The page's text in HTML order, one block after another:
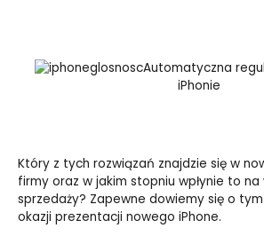
Automatyczna
iPhonie
Który z tych rozwiązań znajdzie się w
firmy oraz w jakim stopniu wpłynie to na
sprzedaży? Zapewne dowiemy się o
okazji prezentacji nowego iPhone.